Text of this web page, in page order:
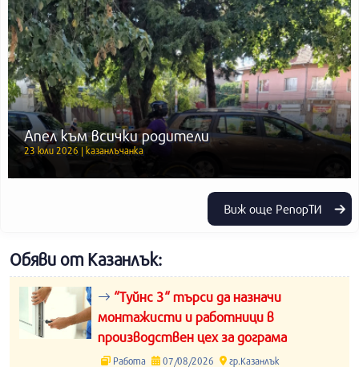
Апел към всички родители
23 юли 2026 | казанлъчанка
Виж още РепорТИ
Обяви от Казанлък:
“Туйнс 3“ търси да назначи
монтажисти и работници в
производствен цех за дограма
Работа 07/08/2026 гр.Казанлък